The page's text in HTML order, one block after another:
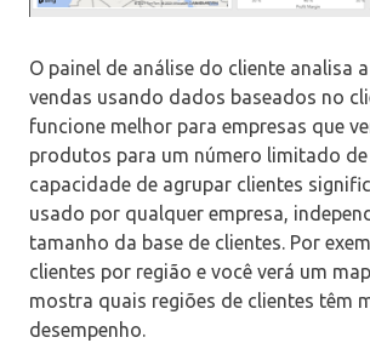
O painel de análise do cliente analisa
vendas usando dados baseados no
funcione melhor para empresas que
produtos para um número limitado de
capacidade de agrupar clientes
usado por qualquer empresa,
tamanho da base de clientes. Por
clientes por região e você verá um
mostra quais regiões de clientes têm
desempenho.